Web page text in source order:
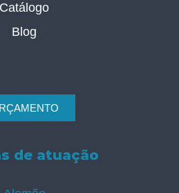
Catálogo
Blog
de atuação